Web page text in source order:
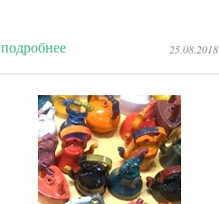
подробнее 25.08.2018